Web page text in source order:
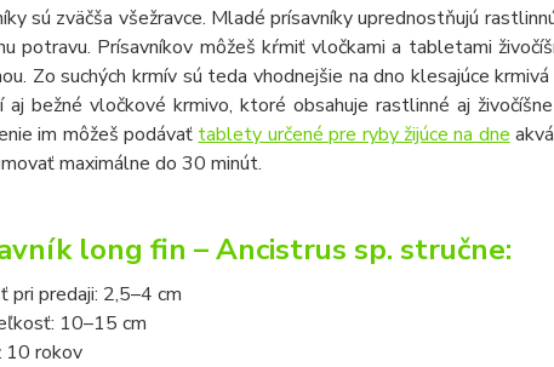
sú zväčša všežravce. Mladé prísavníky uprednostňujú
potravu. Prísavníkov môžeš kŕmiť vločkami a tabletami
Zo suchých krmív sú teda vhodnejšie na dno klesajúce krmivá
aj bežné vločkové krmivo, ktoré obsahuje rastlinné aj
im môžeš podávať tablety určené pre ryby žijúce na dne
maximálne do 30 minút.
long fin – Ancistrus sp. stručne:
pri predaji: 2,5–4 cm
10–15 cm
10 rokov